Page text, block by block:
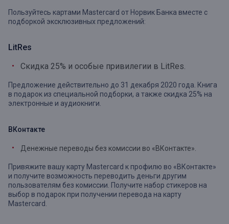
Пользуйтесь картами Mastercard от Норвик Банка вместе с
подборкой эксклюзивных предложений:
LitRes
Скидка 25% и особые привилегии в LitRes.
Предложение действительно до 31 декабря 2020 года. Книга
в подарок из специальной подборки, а также скидка 25% на
электронные и аудиокниги.
ВКонтакте
Денежные переводы без комиссии во «ВКонтакте».
Привяжите вашу карту Mastercard к профилю во «ВКонтакте»
и получите возможность переводить деньги другим
пользователям без комиссии. Получите набор стикеров на
выбор в подарок при получении перевода на карту
Mastercard.